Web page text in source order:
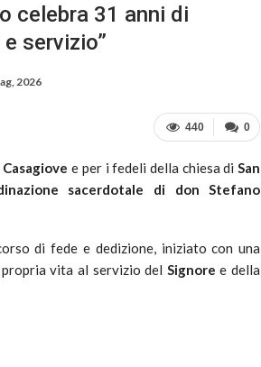
celebra 31 anni di
servizio”
2026
0
440
Casagiove e per i fedeli della chiesa diSan
sacerdotale di don Stefano
di fede e dedizione, iniziato con una
vita al servizio del Signore e della